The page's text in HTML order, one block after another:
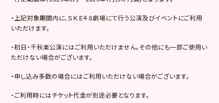
・上記対象期間内に、ＳＫＥ４８劇場にて行う公演及びイベントにご利用
いただけます。
・初日・千秋楽公演にはご利用いただけません。その他にも一部ご使用い
ただけない場合がございます。
・申し込み多数の場合にはご利用いただけない場合がございます。
・ご利用時にはチケット代金が別途必要となります。